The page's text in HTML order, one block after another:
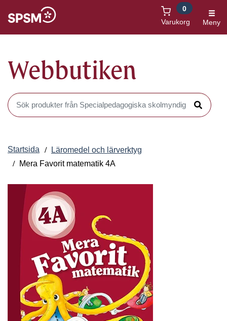
Varukorg
0
Meny
Webbutiken
Sök produkter i Webbutiken
Sök
Startsida
Läromedel och lärverktyg
Mera Favorit matematik 4A